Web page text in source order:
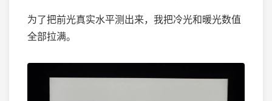
为了把前光真实水平测出来，我把冷光和暖光数值
全部拉满。